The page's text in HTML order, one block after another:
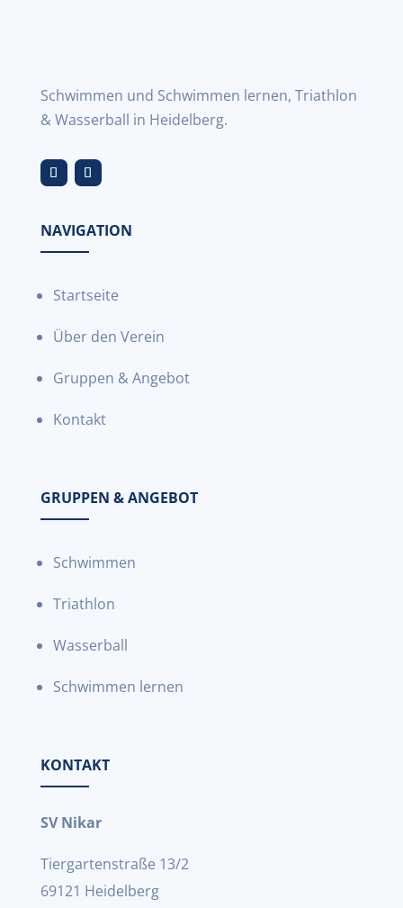
Schwimmen und Schwimmen lernen, Triathlon
& Wasserball in Heidelberg.
NAVIGATION
Startseite
Über den Verein
Gruppen & Angebot
Kontakt
GRUPPEN & ANGEBOT
Schwimmen
Triathlon
Wasserball
Schwimmen lernen
KONTAKT
SV Nikar
Tiergartenstraße 13/2
69121 Heidelberg